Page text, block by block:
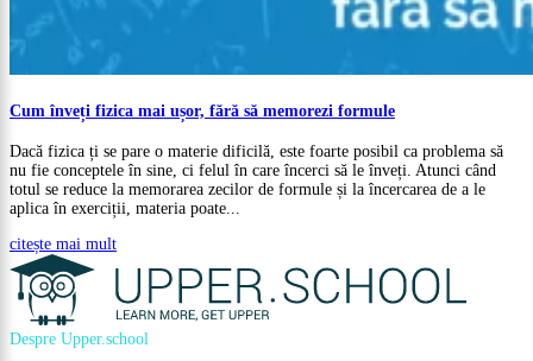
Cum înveți fizica mai ușor, fără să memorezi formule
Dacă fizica ți se pare o materie dificilă, este foarte posibil ca problema să
nu fie conceptele în sine, ci felul în care încerci să le înveți. Atunci când
totul se reduce la memorarea zecilor de formule și la încercarea de a le
aplica în exerciții, materia poate...
citește mai mult
Despre Upper.school